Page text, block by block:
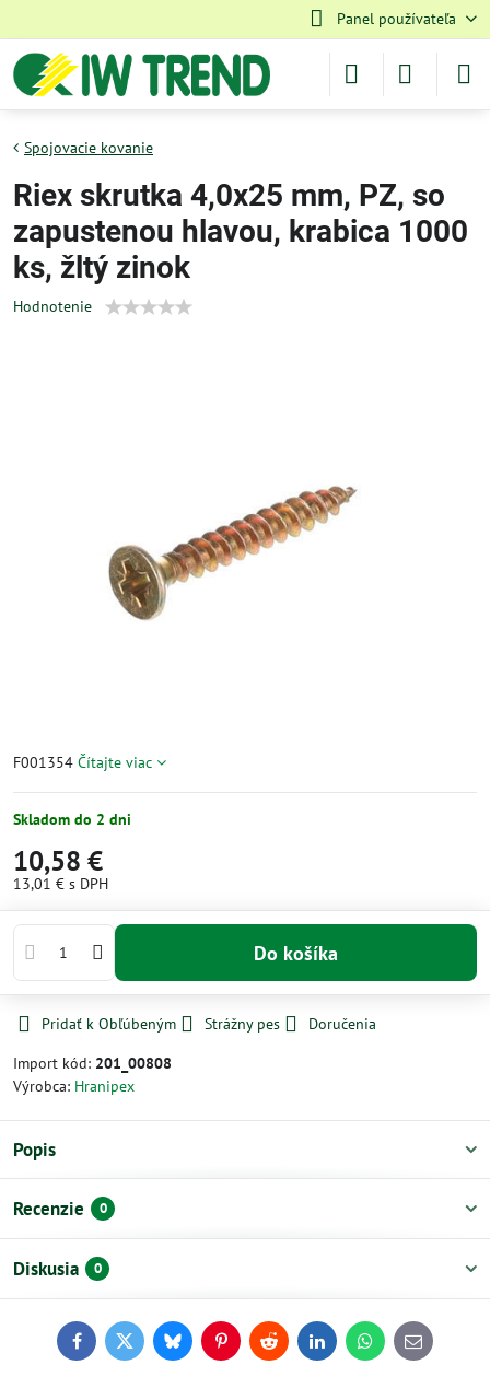
Panel používateľa
Spojovacie kovanie
Riex skrutka 4,0x25 mm, PZ, so
zapustenou hlavou, krabica 1000
ks, žltý zinok
Hodnotenie
F001354 Čítajte viac
Skladom do 2 dni
10,58 €
13,01 € s DPH
Do košíka
Pridať k Obľúbeným Strážny pes
Doručenia
Import kód: 201_00808
Výrobca: Hranipex
Popis
Recenzie 0
Diskusia 0
FacebookTwitterBlueskyPinterestReddit LinkedInWhatsApp
E-
mail